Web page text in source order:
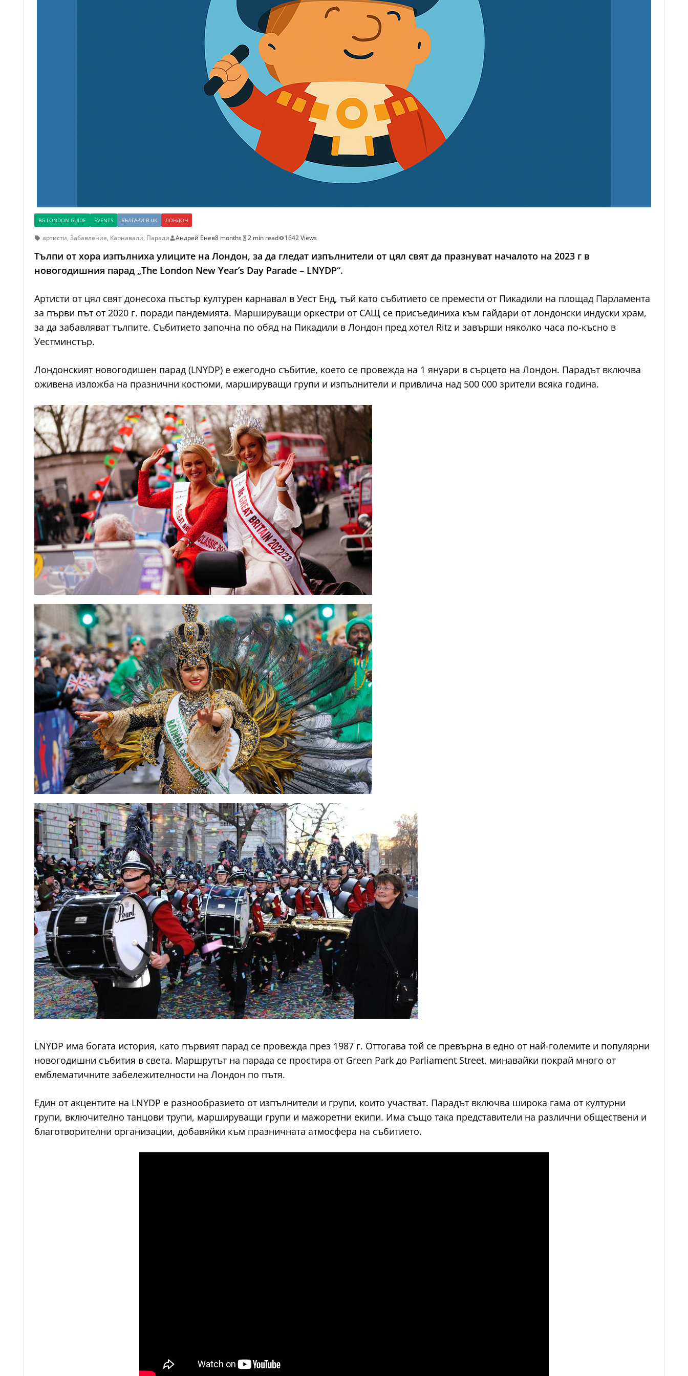
BG LONDON GUIDE EVENTS БЪЛГАРИ В UK ЛОНДОН
артисти, Забавление, Карнавали, Паради Андрей Енев8 months 2 min read 1642 Views
Тълпи от хора изпълниха улиците на Лондон, за да гледат изпълнители от цял свят да празнуват началото на 2023 г в
новогодишния парад „The London New Year’s Day Parade – LNYDP“.
Артисти от цял свят донесоха пъстър културен карнавал в Уест Енд, тъй като събитието се премести от Пикадили на площад Парламента
за първи път от 2020 г. поради пандемията. Маршируващи оркестри от САЩ се присъединиха към гайдари от лондонски индуски храм,
за да забавляват тълпите. Събитието започна по обяд на Пикадили в Лондон пред хотел Ritz и завърши няколко часа по-късно в
Уестминстър.
Лондонският новогодишен парад (LNYDP) е ежегодно събитие, което се провежда на 1 януари в сърцето на Лондон. Парадът включва
оживена изложба на празнични костюми, маршируващи групи и изпълнители и привлича над 500 000 зрители всяка година.
LNYDP има богата история, като първият парад се провежда през 1987 г. Оттогава той се превърна в едно от най-големите и популярни
новогодишни събития в света. Маршрутът на парада се простира от Green Park до Parliament Street, минавайки покрай много от
емблематичните забележителности на Лондон по пътя.
Един от акцентите на LNYDP е разнообразието от изпълнители и групи, които участват. Парадът включва широка гама от културни
групи, включително танцови трупи, маршируващи групи и мажоретни екипи. Има също така представители на различни обществени и
благотворителни организации, добавяйки към празничната атмосфера на събитието.